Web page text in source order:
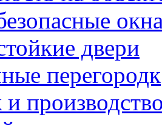
двери
перегородк